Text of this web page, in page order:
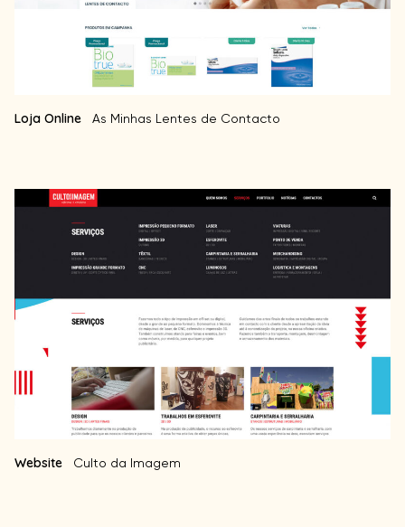
Loja Online As Minhas Lentes de Contacto
Website Culto da Imagem